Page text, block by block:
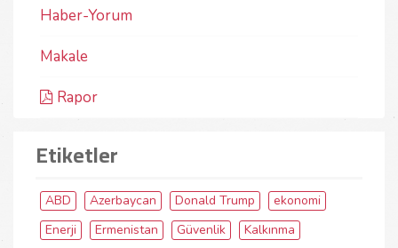
Haber-Yorum
Makale
Rapor
Etiketler
ABD Azerbaycan Donald Trump
ekonomi
Enerji
Ermenistan Güvenlik
Kalkınma